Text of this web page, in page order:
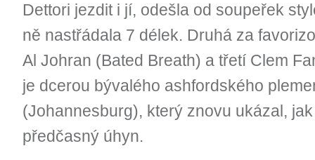
Dettori jezdit i jí, odešla od soupeřek
ně nastřádala 7 délek. Druhá za
Al Johran (Bated Breath) a třetí Clem
je dcerou bývalého ashfordského
(Johannesburg), který znovu ukázal,
předčasný úhyn.